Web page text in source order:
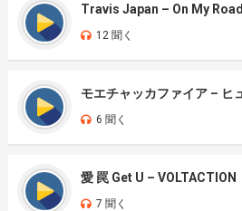
Travis Japan – On My Road
12 聞く
6 聞く
愛 罠 Get U – VOLTACTION
7 聞く